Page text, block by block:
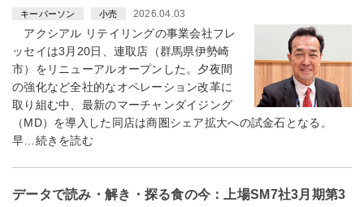
キーパーソン 小売 2026.04.03
アクシアル リテイリングの事業会社フレ
ッセイは3月20日、連取店（群馬県伊勢崎
市）をリニューアルオープンした。夕夜間
の強化など全社的なオペレーション改革に
取り組む中、最新のマーチャンダイジング
（MD）を導入した同店は商圏シェア拡大への試金石となる。
早…続きを読む
データで読み・解き・探る食の今：上場SM7社3月期第3